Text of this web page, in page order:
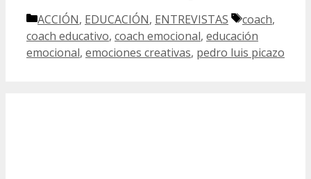
Categorías
ACCIÓN, EDUCACIÓN, ENTREVISTAS Etiquetas
coach,
coach educativo, coach emocional, educación
emocional, emociones creativas, pedro luis picazo